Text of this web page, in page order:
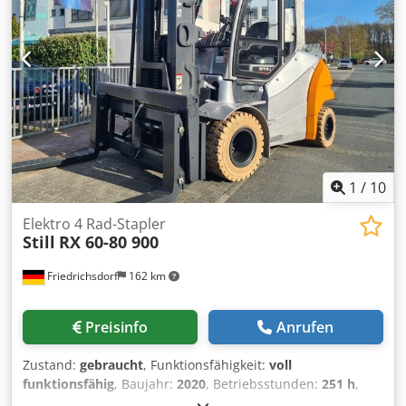
15 (40%) Gewicht: 11.250 kg Betriebsstunden: 6.503 h
AUSSTATTUNG 3. Ventil Arbeitsscheinwerfer hinten
Arbeitsscheinwerfer vorn Heizung Vollkabine
1 / 10
Friedrichsdorf 162 km
Elektro 4 Rad-Stapler
Still RX 60-80 900
Preisinfo Anrufen
Zustand: gebraucht, Funktionsfähigkeit: voll
funktionsfähig, Baujahr: 2020, Betriebsstunden: 251 h,